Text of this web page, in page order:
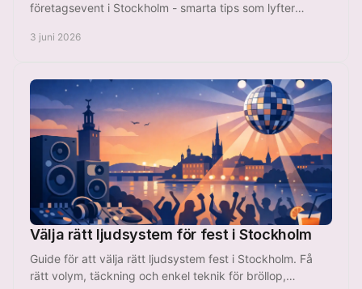
företagsevent i Stockholm - smarta tips som lyfter
3 juni 2026
Välja rätt ljudsystem för fest i Stockholm
Guide för att välja rätt ljudsystem fest i Stockholm. Få
rätt volym, täckning och enkel teknik för bröllop,